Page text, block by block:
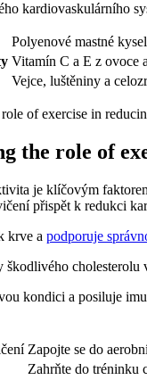
kardiovaskulárního
Polyenové mastné
Vitamín C a E z ovoce
Vejce, luštěniny a
the role of
je klíčovým
přispět k redukci
krve a podporuje
škodlivého cholesterolu
kondici a posiluje
Zapojte se do
Zahrňte do tréninku